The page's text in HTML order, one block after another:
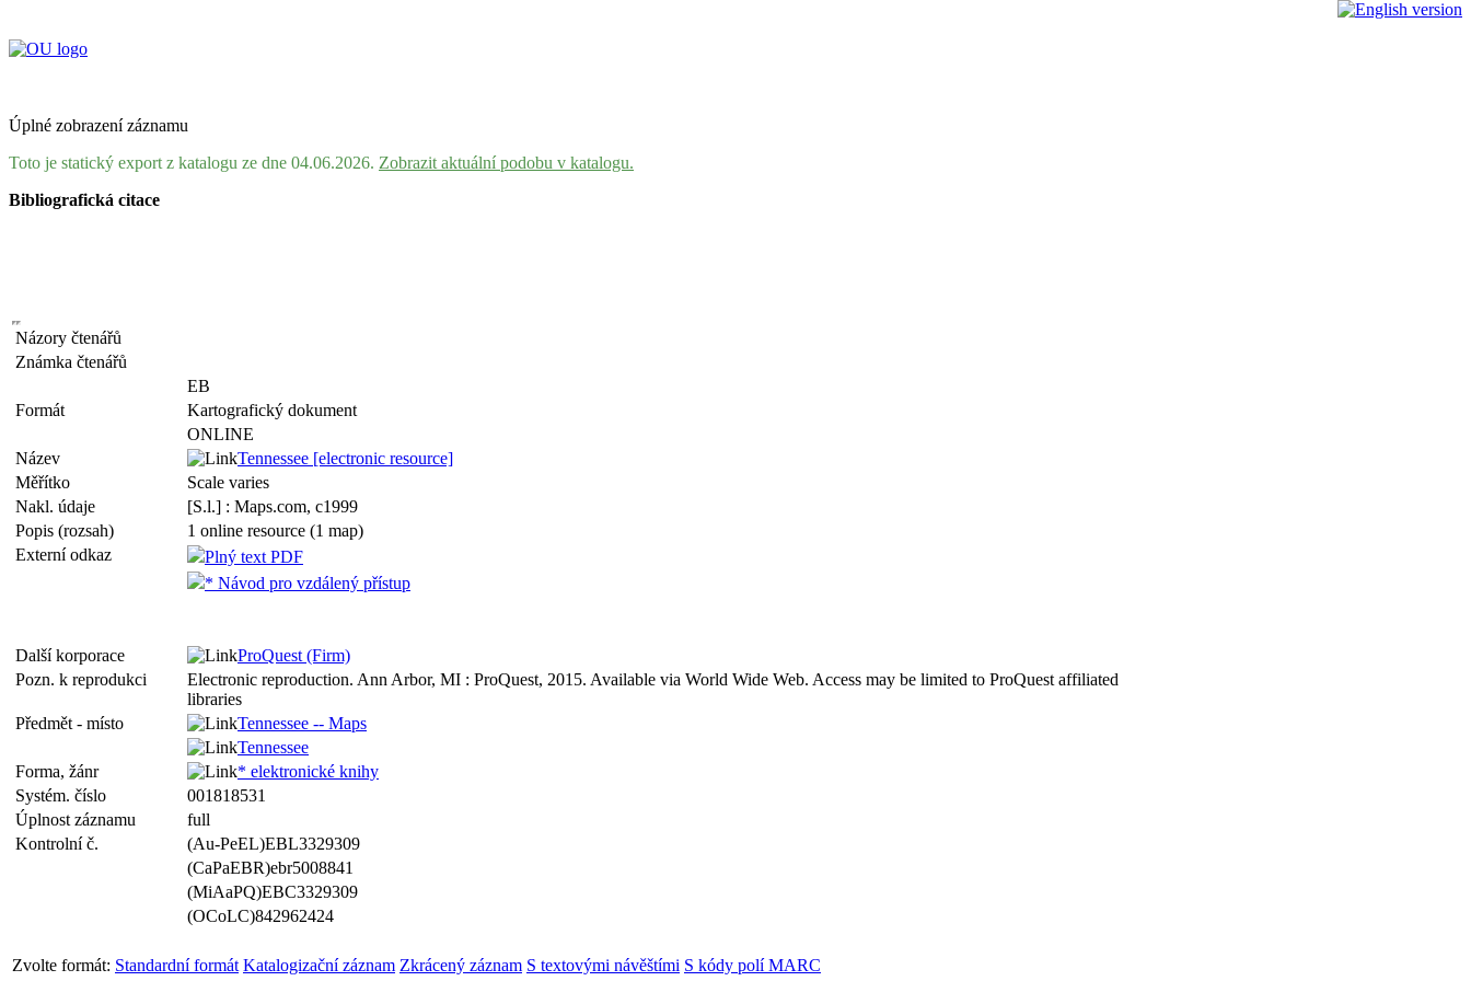
Úplné zobrazení záznamu
Toto je statický export z katalogu ze dne 04.06.2026. Zobrazit aktuální podobu v katalogu.
Bibliografická citace
Názory čtenářů
Známka čtenářů
EB
Formát
Kartografický dokument
ONLINE
Název
Tennessee [electronic resource]
Měřítko
Scale varies
Nakl. údaje
[S.l.] : Maps.com, c1999
Popis (rozsah)
1 online resource (1 map)
Externí odkaz
Plný text PDF
* Návod pro vzdálený přístup
Další korporace
ProQuest (Firm)
Pozn. k reprodukci
Electronic reproduction. Ann Arbor, MI : ProQuest, 2015. Available via World Wide Web. Access may be limited to ProQuest affiliated
libraries
Předmět - místo
Tennessee -- Maps
Tennessee
Forma, žánr
* elektronické knihy
Systém. číslo
001818531
Úplnost záznamu
full
Kontrolní č.
(Au-PeEL)EBL3329309
(CaPaEBR)ebr5008841
(MiAaPQ)EBC3329309
(OCoLC)842962424
Zvolte formát: Standardní formát Katalogizační záznam Zkrácený záznam S textovými návěštími S kódy polí MARC